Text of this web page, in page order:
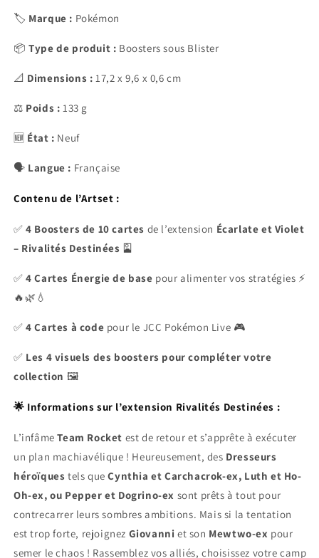
🏷️ Marque : Pokémon
📦Type de produit : Boosters sous Blister
📐 Dimensions : 17,2 x 9,6 x 0,6 cm
⚖️ Poids : 133 g
🆕 État : Neuf
🗣️ Langue : Française
Contenu de l’Artset :
✅4 Boosters de 10 cartes de l’extension Écarlate et Violet
– Rivalités Destinées 🎴
✅4 Cartes Énergie de base pour alimenter vos stratégies ⚡
🔥🌿💧
✅4 Cartes à code pour le JCC Pokémon Live 🎮
✅ Les 4 visuels des boosters pour compléter votre
collection 🖼️
🌟 Informations sur l’extension Rivalités Destinées :
L’infâmeTeam Rocket est de retour et s’apprête à exécuter
un plan machiavélique ! Heureusement, des Dresseurs
héroïques tels queCynthia et Carchacrok-ex, Luth et Ho-
Oh-ex, ou Pepper et Dogrino-ex sont prêts à tout pour
contrecarrer leurs sombres ambitions. Mais si la tentation
est trop forte, rejoignez Giovanni et son Mewtwo-ex pour
semer le chaos ! Rassemblez vos alliés, choisissez votre camp